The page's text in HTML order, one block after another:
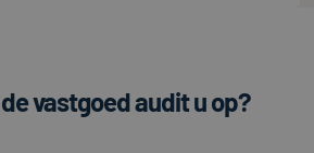
vastgoed audit u op?